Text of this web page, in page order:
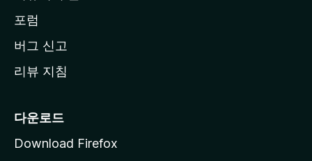
동
포럼
버그 신고
리뷰 지침
다운로드
Download Firefox